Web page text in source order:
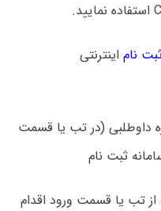
نام اینترنتی
داوطلبی (در تب یا قسمت
ثبت نام
از تب یا قسمت ورود اقدام